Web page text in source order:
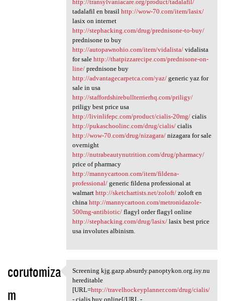
http://transylvaniacare.org/product/tadalafil/
tadalafil en brasil http://wow-70.com/item/lasix/
lasix on internet
http://stephacking.com/drug/prednisone-to-buy/
prednisone to buy
http://autopawnohio.com/item/vidalista/vidalista
for sale http://thatpizzarecipe.com/prednisone-on-
line/prednisone buy
http://advantagecarpetca.com/yaz/generic yaz for
sale in usa
http://staffordshirebullterrierhq.com/priligy/
priligy best price usa
http://livinlifepc.com/product/cialis-20mg/cialis
http://pukaschoolinc.com/drug/cialis/cialis
http://wow-70.com/drug/nizagara/nizagara for sale
overnight
http://nutrabeautynutrition.com/drug/pharmacy/
price of pharmacy
http://mannycartoon.com/item/fildena-
professional/generic fildena professional at
walmart http://sketchartists.net/zoloft/zoloft en
china http://mannycartoon.com/metronidazole-
500mg-antibiotic/flagyl order flagyl online
http://stephacking.com/drug/lasix/lasix best price
usa involutes albinism.
corutomiza
m
Screening kjg.gazp.absurdy
Screening kjg.gazp.absurdy.panoptykon.org.isy.nu
hereditable
[URL=http://travelhockeyplanner.com/drug/cialis/
- cialis buy online[/URL -